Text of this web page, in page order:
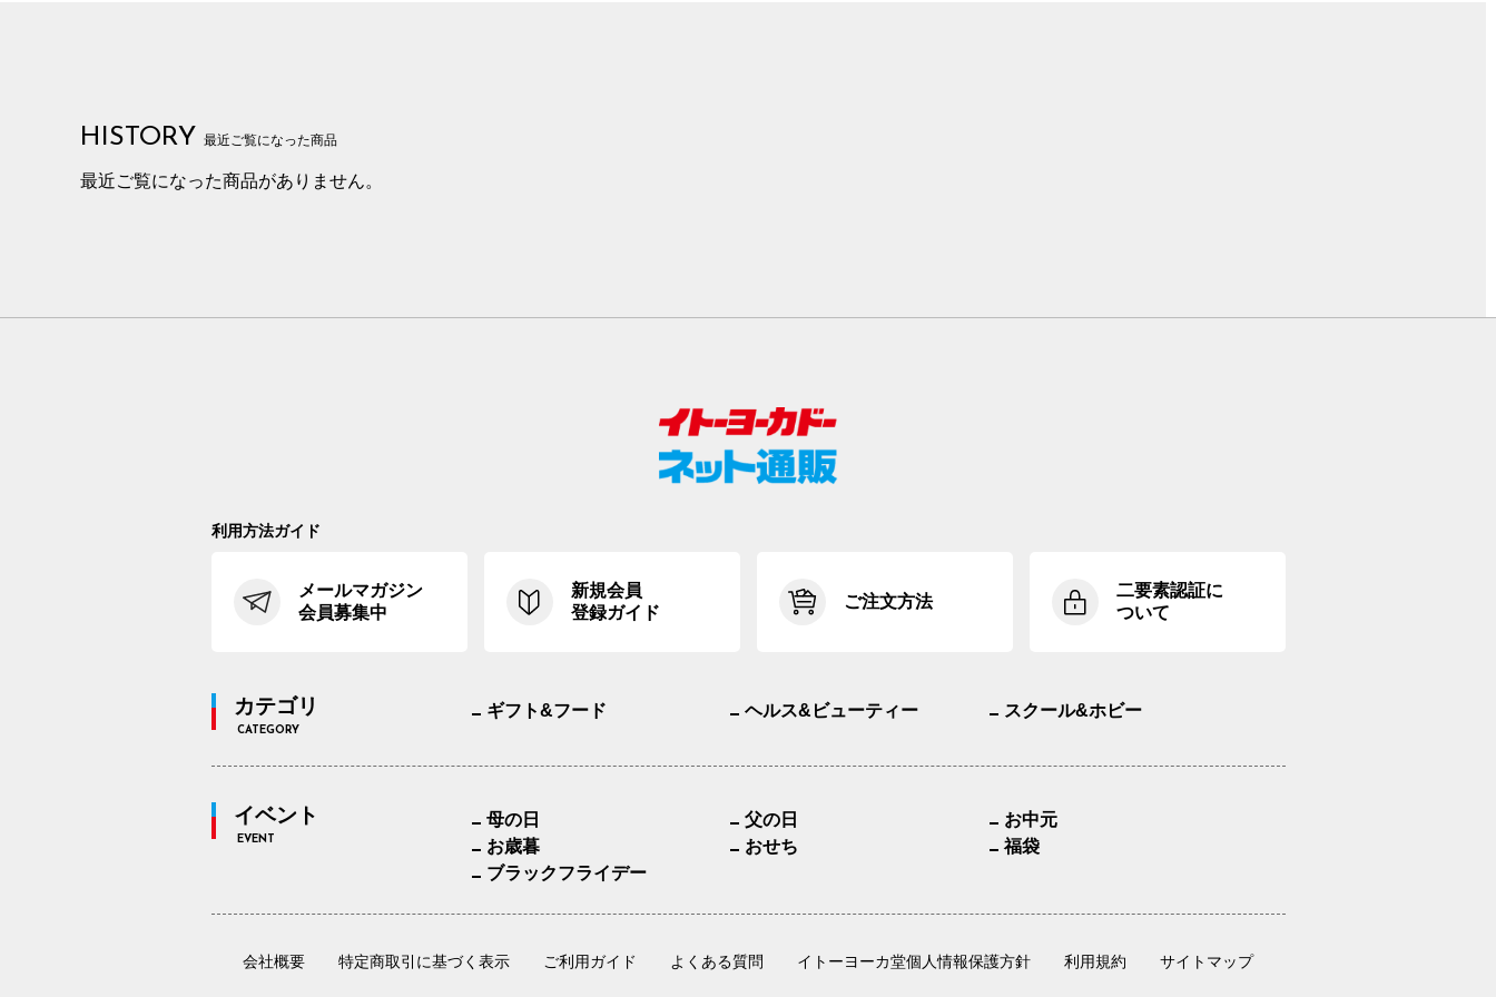
HISTORY 最近ご覧になった商品
最近ご覧になった商品がありません。
利用方法ガイド
メールマガジン
会員募集中
新規会員
登録ガイド
ご注文方法
二要素認証に
ついて
カテゴリ
CATEGORY
ギフト&フード ヘルス&ビューティー スクール&ホビー
イベント
EVENT
母の日 父の日
お中元
お歳暮
おせち
福袋
ブラックフライデー
会社概要 特定商取引に基づく表示 ご利用ガイド よくある質問 イトーヨーカ堂個人情報保護方針 利用規約 サイトマップ